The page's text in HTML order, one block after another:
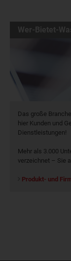
Wer-Bietet-
Das große
hier Kunden und
Dienstleistungen!
Mehr als 3.000
verzeichnet – Sie
Produkt- und